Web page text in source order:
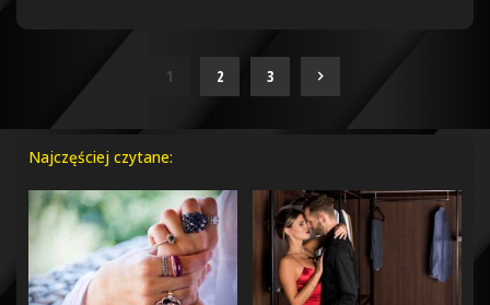
1 2 3
Najczęściej czytane: